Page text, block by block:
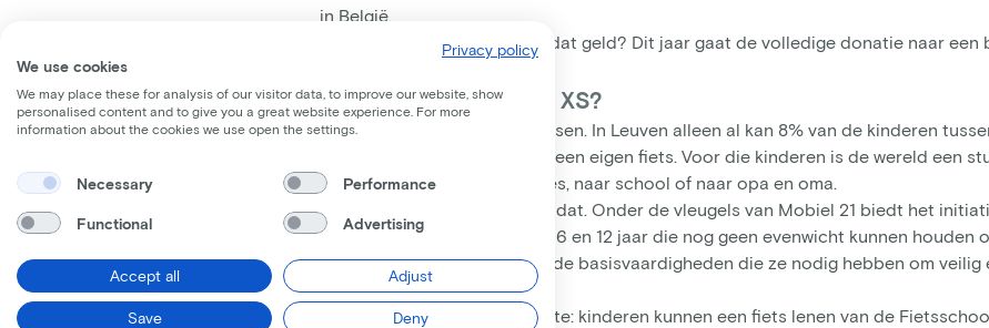
in België.
Maar wat gebeurt er nu met dat geld? Dit jaar gaat de volledige donatie naar
Wat is de Fietsschool XS?
Niet elk kind leert vanzelf fietsen. In Leuven alleen al kan 8% van de kinderen
fietsen — en 11% heeft zelfs geen eigen fiets. Voor die kinderen is de wereld een
zelfstandig ritje naar vriendjes, naar school of naar opa en oma.
De Fietsschool XS verandert dat. Onder de vleugels van Mobiel 21 biedt het
aan voor kinderen tussen de 6 en 12 jaar die nog geen evenwicht kunnen houden
lessen van twee uur leren ze de basisvaardigheden die ze nodig hebben om
— ook in het verkeer.
Een eigen fiets is geen vereiste: kinderen kunnen een fiets lenen van de
Privacy policy
We use cookies
We may place these for analysis of our visitor data, to improve our website, show
personalised content and to give you a great website experience. For more
information about the cookies we use open the settings.
Necessary Performance
Functional Advertising
Accept all Adjust
Save Deny